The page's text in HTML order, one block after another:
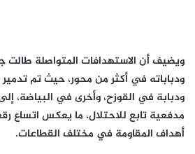
ويضيف أن الاستهدافات المتواصلة طالت
ودباباته في أكثر من محور، حيث تم
ودبابة في القوزح، وأخرى في البياضة،
مدفعية تابع للاحتلال، ما يعكس اتساع
أهداف المقاومة في مختلف القطاعات.